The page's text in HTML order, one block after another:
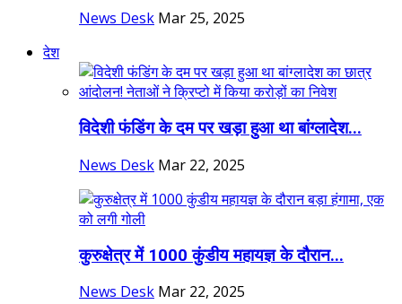
News Desk Mar 25, 2025
देश
विदेशी फंडिंग के दम पर खड़ा हुआ था बांग्लादेश...
News Desk Mar 22, 2025
कुरुक्षेत्र में 1000 कुंडीय महायज्ञ के दौरान...
News Desk Mar 22, 2025